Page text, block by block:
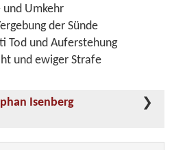
und Umkehr
der Sünde
Tod und Auferstehung
und ewiger Strafe
Isenberg